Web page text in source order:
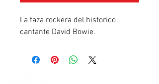
La taza rockera del historico
cantante David Bowie.